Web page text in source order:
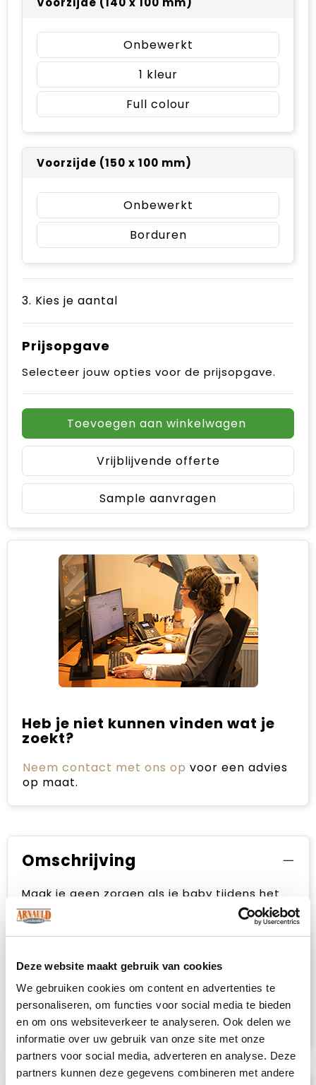
Deze website maakt gebruik van cookies
We gebruiken cookies om content en advertenties te
personaliseren, om functies voor social media te bieden
en om ons websiteverkeer te analyseren. Ook delen we
informatie over uw gebruik van onze site met onze
partners voor social media, adverteren en analyse. Deze
partners kunnen deze gegevens combineren met andere
Onbewerkt
1
Full colour
Voorzijde (150 x 100 mm)
Onbewerkt
Borduren
3. Kies je aantal
Prijsopgave
Selecteer jouw opties voor de prijsopgave.
Toevoegen aan winkelwagen
Vrijblijvende offerte
Sample aanvragen
Heb je niet kunnen vinden wat je
zoekt?
Neem contact met ons op voor een advies
op maat.
Omschrijving
Maak je geen zorgen als je baby tijdens het
eten met rode kool aan het spelen is of de
havermout weer uitspuugt, want deze
katoenen Baby Bibs vangen alle etensresten
veegt de troep met een veeg van het
slabbetje, vanwege het fijne jerseymateriaal.
Maak de slabbetjes nog vrolijker met een
grappige slogan. Beschikbaar in verschillende
kleuren voor elke dag van de week.